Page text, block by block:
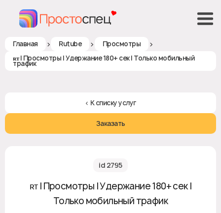
Главная > Rutube > Просмотры >
ʀᴛ | Просмотры | Удержание 180+ сек | Только мобильный
трафик
< К списку услуг
Заказать
id 2795
ʀᴛ | Просмотры | Удержание 180+ сек |
Только мобильный трафик